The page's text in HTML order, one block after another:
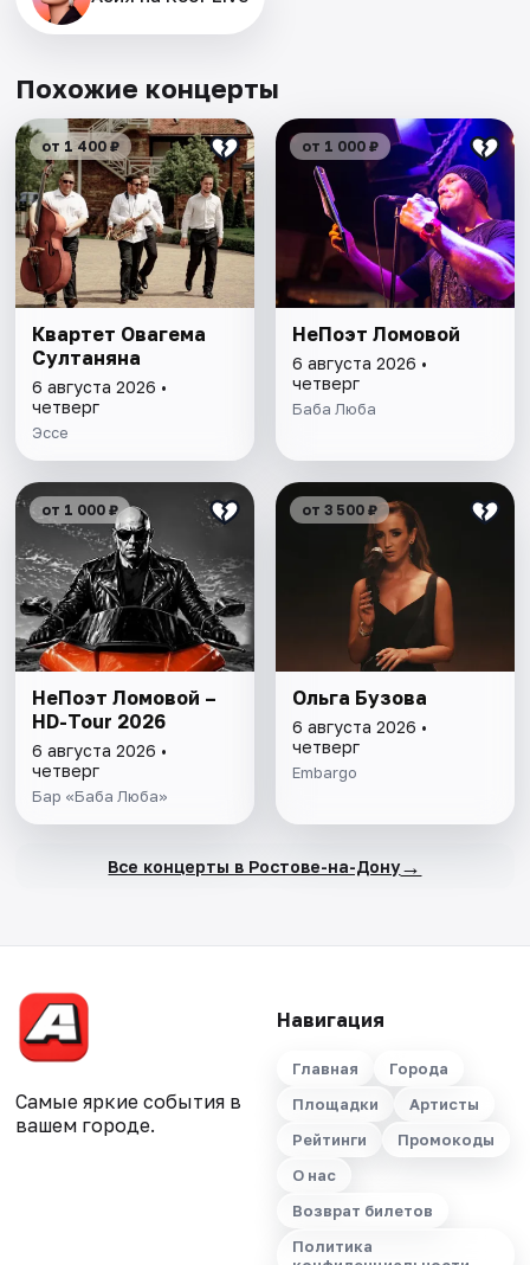
Похожие концерты
от 1 400 ₽
Квартет Овагема
Султаняна
6 августа 2026 •
четверг
Эссе
от 1 000 ₽
НеПоэт Ломовой
6 августа 2026 •
четверг
Баба Люба
от 1 000 ₽
НеПоэт Ломовой –
HD-Tour 2026
6 августа 2026 •
четверг
Бар «Баба Люба»
от 3 500 ₽
Ольга Бузова
6 августа 2026 •
четверг
Embargo
Все концерты в Ростове-на-Дону→
Самые яркие события в
вашем городе.
Навигация
Главная
Города
Площадки
Артисты
Рейтинги
Промокоды
О нас
Возврат билетов
Политика